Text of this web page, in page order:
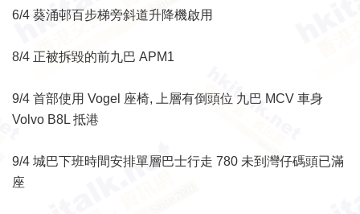
6/4 葵涌邨百步梯旁斜道升降機啟用
8/4 正被拆毀的前九巴 APM1
9/4 首部使用 Vogel 座椅, 上層有倒頭位 九巴 MCV 車身
Volvo B8L 抵港
9/4 城巴下班時間安排單層巴士行走 780 未到灣仔碼頭已滿
座